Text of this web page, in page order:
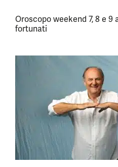
Oroscopo weekend 7, 8 e 9
fortunati